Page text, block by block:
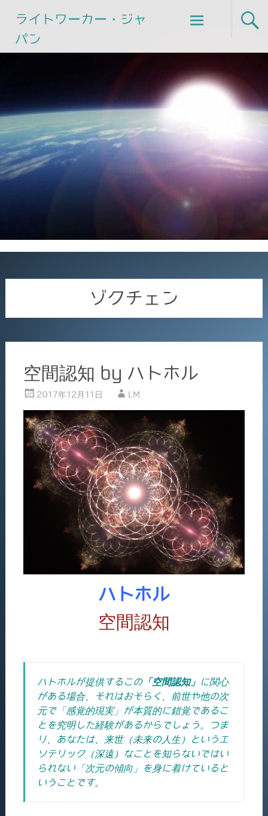
ライトワーカー・ジャ
パン
Skip
to
ゾクチェン
空間認知 by ハトホル
2017年12月11日 LM
ハトホル
空間認知
ハトホルが提供するこの「空間認知」
に関心
がある場合、それはおそらく、前世や他の次
元で「感覚的現実」が本質的に錯覚であるこ
とを究明した経験があるからでしょう。つま
り、あなたは、来世（未来の人生）というエ
ソテリック（深遠）なことを知らないではい
られない「次元の傾向」を身に着けていると
いうことです。